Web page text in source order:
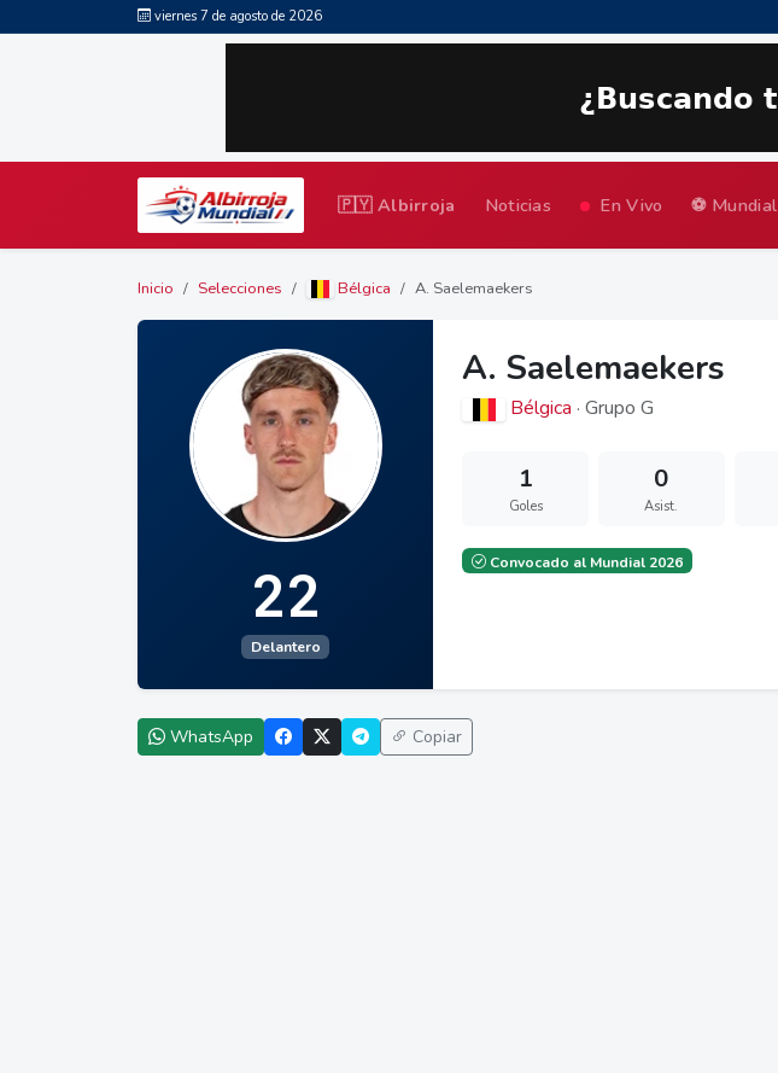
viernes 7 de agosto de 2026
🇵🇾 Albirroja Noticias En Vivo ⚽ Mundial
Inicio Selecciones Bélgica A. Saelemaekers
22
Delantero
A. Saelemaekers
Bélgica · Grupo G
1
Goles
0
Asist.
Convocado al Mundial 2026
WhatsApp Copiar